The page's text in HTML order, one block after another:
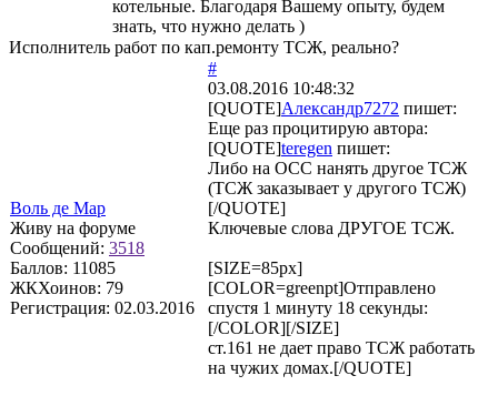
котельные. Благодаря Вашему опыту, будем
знать, что нужно делать )
Исполнитель работ по кап.ремонту ТСЖ, реально?
Воль де Мар
Живу на форуме
Сообщений: 3518
Баллов: 11085
ЖКХоинов: 79
Регистрация: 02.03.2016
#
03.08.2016 10:48:32
[QUOTE]Александр7272 пишет:
Еще раз процитирую автора:
[QUOTE]teregen пишет:
Либо на ОСС нанять другое ТСЖ
(ТСЖ заказывает у другого ТСЖ)
[/QUOTE]
Ключевые слова ДРУГОЕ ТСЖ.
[SIZE=85px]
[COLOR=greenpt]Отправлено
спустя 1 минуту 18 секунды:
[/COLOR][/SIZE]
ст.161 не дает право ТСЖ работать
на чужих домах.[/QUOTE]